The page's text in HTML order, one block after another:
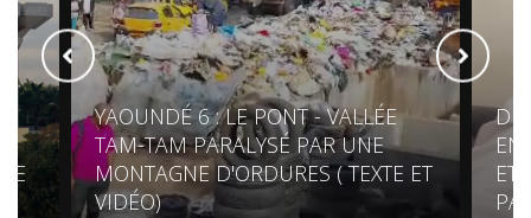
YAOUNDÉ 6 : LE PONT - VALLÉE
TAM-TAM PARALYSÉ PAR UNE
MONTAGNE D'ORDURES ( TEXTE ET
VIDÉO)
ET